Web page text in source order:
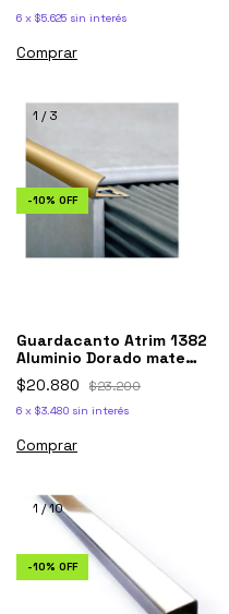
6 x $5.625 sin interés
Comprar
1 /3
-10% OFF
Guardacanto Atrim 1382
Aluminio Dorado mate
10mmx2.50m
$20.880 $23.200
6 x $3.480 sin interés
1 /10
-10% OFF